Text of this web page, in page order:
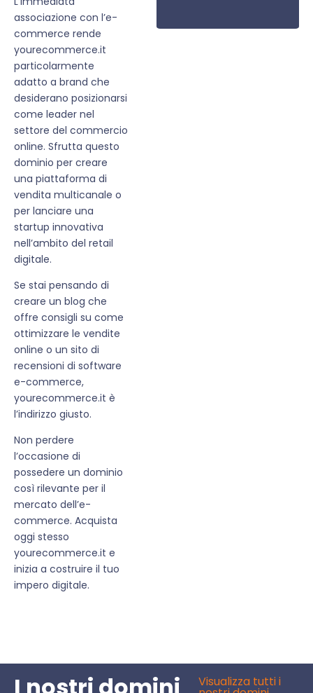
associazione con l’e-
commerce rende
yourecommerce.it
particolarmente
adatto a brand che
desiderano posizionarsi
come leader nel
settore del commercio
online. Sfrutta questo
dominio per creare
una piattaforma di
vendita multicanale o
per lanciare una
startup innovativa
nell’ambito del retail
digitale.
Se stai pensando di
creare un blog che
offre consigli su come
ottimizzare le vendite
online o un sito di
recensioni di software
e-commerce,
yourecommerce.it è
l’indirizzo giusto.
Non perdere
l’occasione di
possedere un dominio
così rilevante per il
mercato dell’e-
commerce. Acquista
oggi stesso
yourecommerce.it e
inizia a costruire il tuo
impero digitale.
Visualizza tutti i